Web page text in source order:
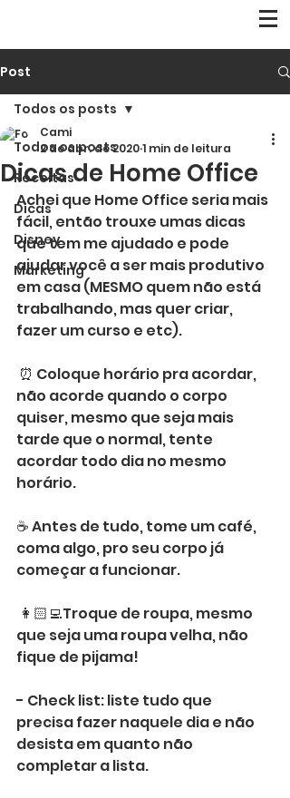
Post
Todos os posts
Receitas
Dicas
Disney
Marketing
Todos os posts
Dicas de Home Office
Cami
2 de abr. de 20201 min de leitura
Achei que Home Office seria mais
fácil, então trouxe umas dicas
que tem me ajudado e pode
ajudar você a ser mais produtivo
em casa (MESMO quem não está
trabalhando, mas quer criar,
fazer um curso e etc).
não acorde quando o corpo
quiser, mesmo que seja mais
tarde que o normal, tente
acordar todo dia no mesmo
horário.
☕️ Antes de tudo, tome um café,
coma algo, pro seu corpo já
começar a funcionar.
que seja uma roupa velha, não
fique de pijama!
- Check list: liste tudo que
precisa fazer naquele dia e não
desista em quanto não
completar a lista.